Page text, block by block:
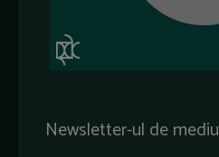
Newsletter-ul de mediu